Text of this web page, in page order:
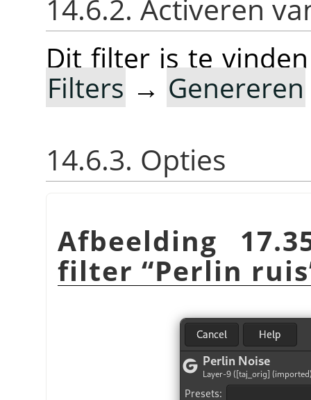
14.6.2. Activeren
Dit filter is te
Filters → Genereren
14.6.3. Opties
Afbeelding
filter “Perlin ruis